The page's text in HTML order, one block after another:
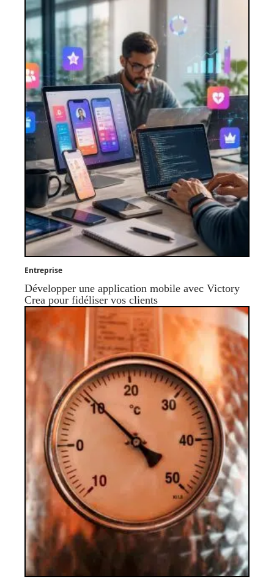
Entreprise
Développer une application mobile avec Victory
Crea pour fidéliser vos clients